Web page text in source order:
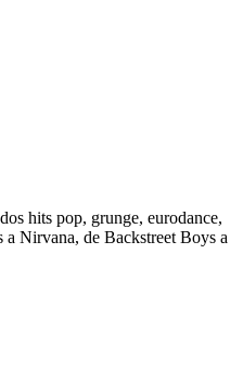
hits pop, grunge, eurodance,
Nirvana, de Backstreet Boys a